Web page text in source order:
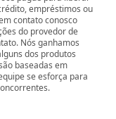
empréstimos ou
contato conosco
do provedor de
Nós ganhamos
dos produtos
baseadas em
se esforça para